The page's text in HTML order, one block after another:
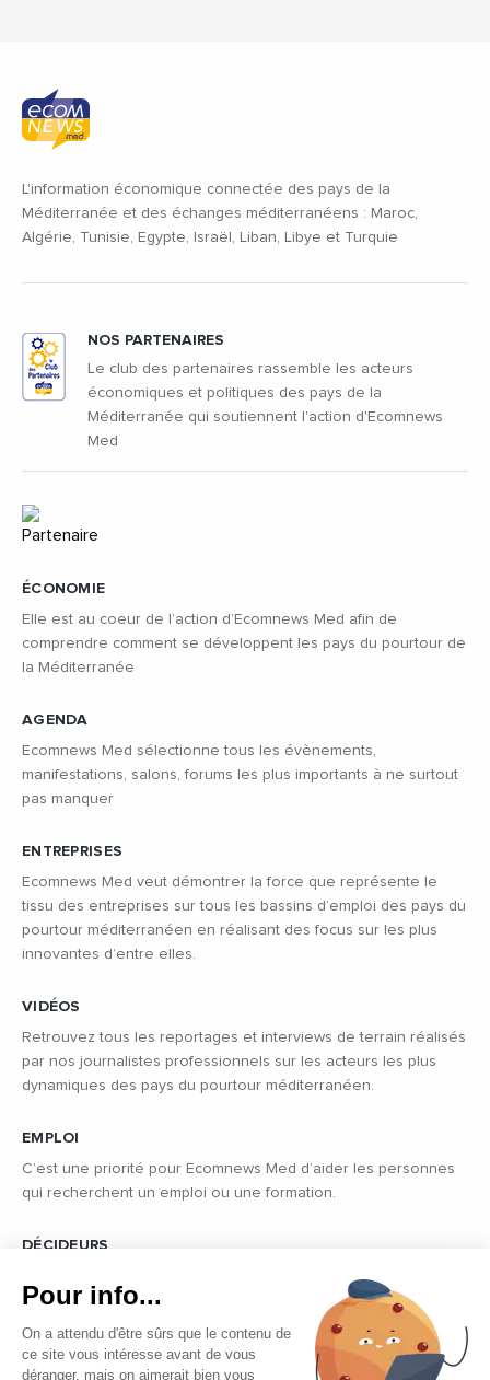
L'information économique connectée des pays de la
Méditerranée et des échanges méditerranéens : Maroc,
Algérie, Tunisie, Egypte, Israël, Liban, Libye et Turquie
ÉCONOMIE
Elle est au coeur de l’action d’Ecomnews Med afin de
comprendre comment se développent les pays du pourtour de
la Méditerranée
AGENDA
Ecomnews Med sélectionne tous les évènements,
manifestations, salons, forums les plus importants à ne surtout
pas manquer
ENTREPRISES
Ecomnews Med veut démontrer la force que représente le
tissu des entreprises sur tous les bassins d’emploi des pays du
pourtour méditerranéen en réalisant des focus sur les plus
innovantes d’entre elles.
VIDÉOS
Retrouvez tous les reportages et interviews de terrain réalisés
par nos journalistes professionnels sur les acteurs les plus
dynamiques des pays du pourtour méditerranéen.
EMPLOI
C’est une priorité pour Ecomnews Med d’aider les personnes
qui recherchent un emploi ou une formation.
DÉCIDEURS
politique des pays du pourtour de la Méditerranée.
NOS PARTENAIRES
Le club des partenaires rassemble les acteurs
économiques et politiques des pays de la
Méditerranée qui soutiennent l'action d'Ecomnews
Med
Pour info...
On a attendu d'être sûrs que le contenu de
ce site vous intéresse avant de vous
déranger, mais on aimerait bien vous